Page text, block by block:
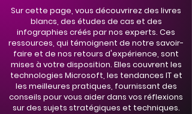
Sur cette page, vous découvrirez des livres
blancs, des études de cas et des
infographies créés par nos experts. Ces
ressources, qui témoignent de notre savoir-
faire et de nos retours d'expérience, sont
mises à votre disposition. Elles couvrent les
technologies Microsoft, les tendances IT et
les meilleures pratiques, fournissant des
conseils pour vous aider dans vos réflexions
sur des sujets stratégiques et techniques.